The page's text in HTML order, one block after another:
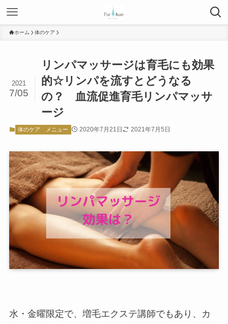
ホーム 体のケア
リンパマッサージは育毛にも効果
的☆リンパを流すとどうなる
の？ 血流促進育毛リンパマッサ
ージ
2021
7/05
体のケア メニュー 2020年7月21日 2021年7月5日
水・金曜限定で、増毛エクステ講師でもあり、カ